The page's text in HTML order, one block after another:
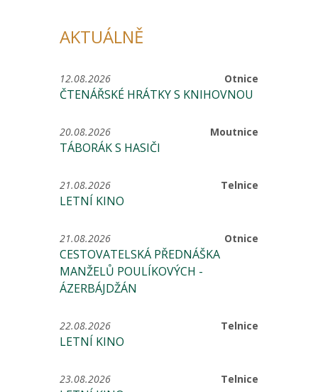
AKTUÁLNĚ
Otnice
12.08.2026
ČTENÁŘSKÉ HRÁTKY S KNIHOVNOU
Moutnice
20.08.2026
TÁBORÁK S HASIČI
Telnice
21.08.2026
LETNÍ KINO
Otnice
21.08.2026
CESTOVATELSKÁ PŘEDNÁŠKA
MANŽELŮ POULÍKOVÝCH -
ÁZERBÁJDŽÁN
Telnice
22.08.2026
LETNÍ KINO
Telnice
23.08.2026